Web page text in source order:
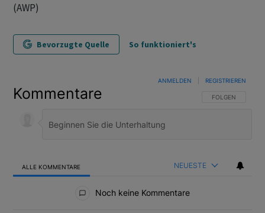
(AWP)
Bevorzugte Quelle So funktioniert's
Kommentare FOLGE DIESER
FOLGEN
ANMELDEN REGISTRIEREN
ALLE KOMMENTARE NEUESTE
Noch keine Kommentare